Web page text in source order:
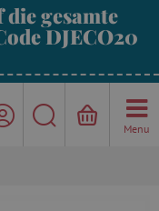
die gesamte
DJECO20
Menu